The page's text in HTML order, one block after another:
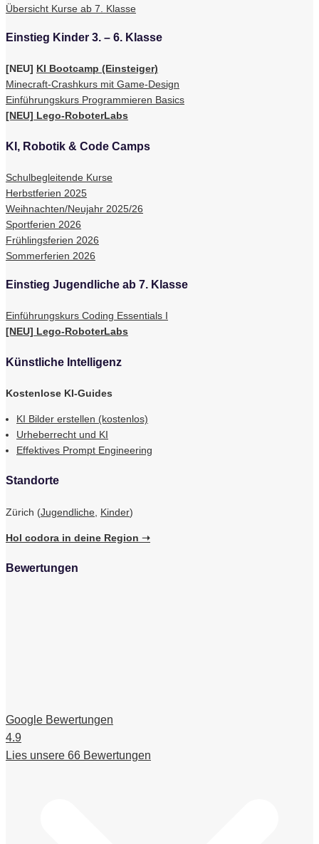
Übersicht Kurse ab 7. Klasse
Einstieg Kinder 3. – 6. Klasse
[NEU] KI Bootcamp (Einsteiger)
Minecraft-Crashkurs mit Game-Design
Einführungskurs Programmieren Basics
[NEU] Lego-RoboterLabs
KI, Robotik & Code Camps
Schulbegleitende Kurse
Herbstferien 2025
Weihnachten/Neujahr 2025/26
Sportferien 2026
Frühlingsferien 2026
Sommerferien 2026
Einstieg Jugendliche ab 7. Klasse
Einführungskurs Coding Essentials I
[NEU] Lego-RoboterLabs
Künstliche Intelligenz
Kostenlose KI-Guides
KI Bilder erstellen (kostenlos)
Urheberrecht und KI
Effektives Prompt Engineering
Standorte
Zürich (Jugendliche Kinder)
Hol codora in deine Region ➝
Bewertungen
Google Bewertungen
4.9
Lies unsere 66 Bewertungen